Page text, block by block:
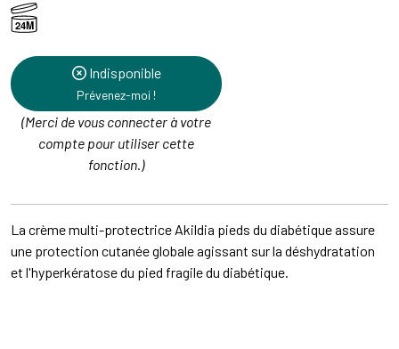
24M
Indisponible
Prévenez-moi !
(Merci de vous connecter à votre
compte pour utiliser cette
fonction.)
La crème multi-protectrice Akildia pieds du diabétique assure
une protection cutanée globale agissant sur la déshydratation
et l'hyperkératose du pied fragile du diabétique.